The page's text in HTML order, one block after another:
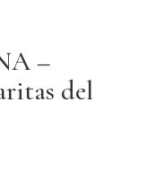
–
del